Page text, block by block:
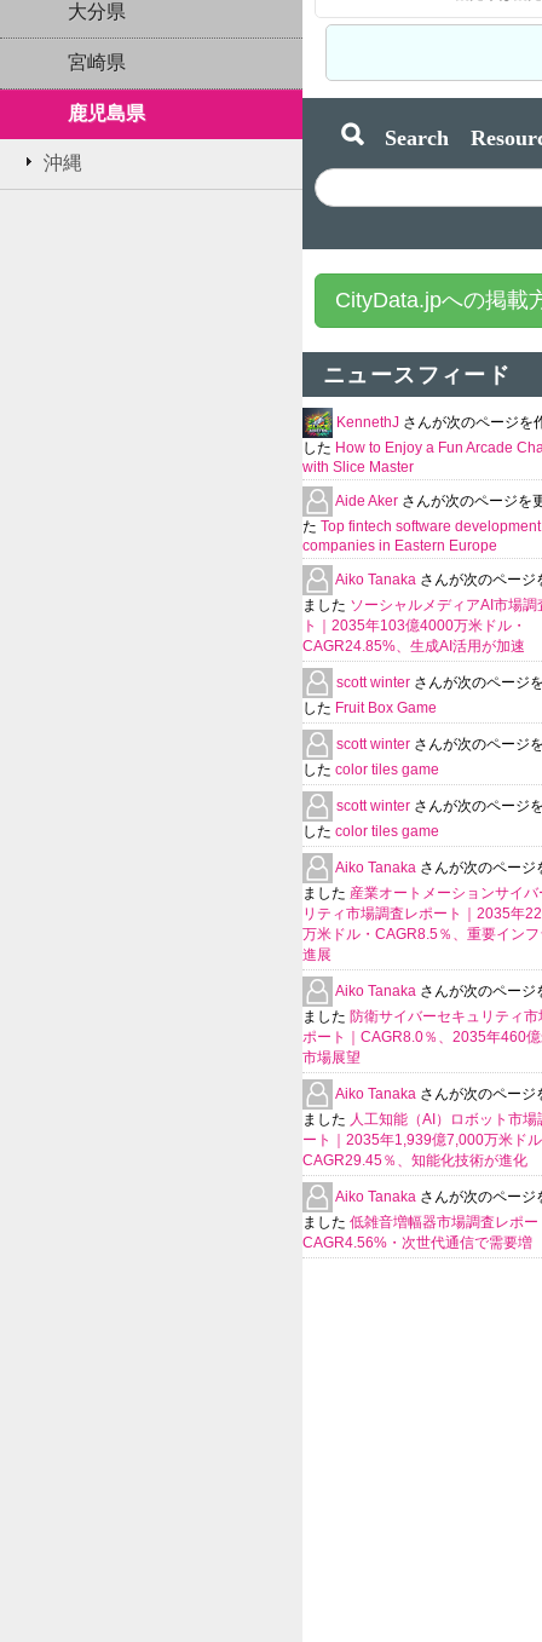
大分県
宮崎県
鹿児島県
沖縄
Search
CityData.jpへの掲載
ニュースフィード
KennethJ さんが次のページを
した How to Enjoy a Fun Arcade
with Slice Master
Aide Aker さんが次のページを
た Top fintech software development
companies in Eastern Europe
Aiko Tanaka さんが次のページ
ました ソーシャルメディアAI市場調
ト｜2035年103億4000万米ドル・
CAGR24.85%、生成AI活用が加速
scott winter さんが次のページ
した Fruit Box Game
scott winter さんが次のページ
した color tiles game
scott winter さんが次のページ
した color tiles game
Aiko Tanaka さんが次のページ
ました 産業オートメーションサイ
リティ市場調査レポート｜2035年
万米ドル・CAGR8.5％、重要イン
進展
Aiko Tanaka さんが次のページ
ました 防衛サイバーセキュリティ
ポート｜CAGR8.0％、2035年460
市場展望
Aiko Tanaka さんが次のページ
ました 人工知能（AI）ロボット市場
ート｜2035年1,939億7,000万米ド
CAGR29.45％、知能化技術が進化
Aiko Tanaka さんが次のページ
ました 低雑音増幅器市場調査レポー
CAGR4.56%・次世代通信で需要増